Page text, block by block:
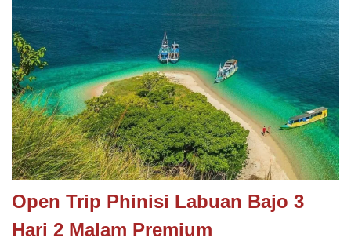
Open Trip Phinisi Labuan Bajo 3
Hari 2 Malam Premium